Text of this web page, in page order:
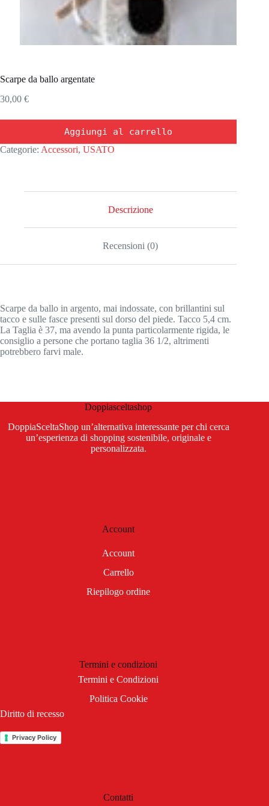
Scarpe da ballo argentate
30,00 €
Aggiungi al carrello
Categorie: Accessori, USATO
Descrizione
Recensioni (0)
Scarpe da ballo in argento, mai indossate, con brillantini sul
tacco e sulle fasce presenti sul dorso del piede. Tacco 5,4 cm.
La Taglia è 37, ma avendo la punta particolarmente rigida, le
consiglio a persone che portano taglia 36 1/2, altrimenti
potrebbero farvi male.
Doppiasceltashop
DoppiaSceltaShop un’alternativa interessante per chi cerca
un’esperienza di shopping sostenibile, originale e
personalizzata.
Account
Account
Carrello
Riepilogo ordine
Termini e condizioni
Termini e Condizioni
Politica Cookie
Diritto di recesso
Privacy Policy
Contatti